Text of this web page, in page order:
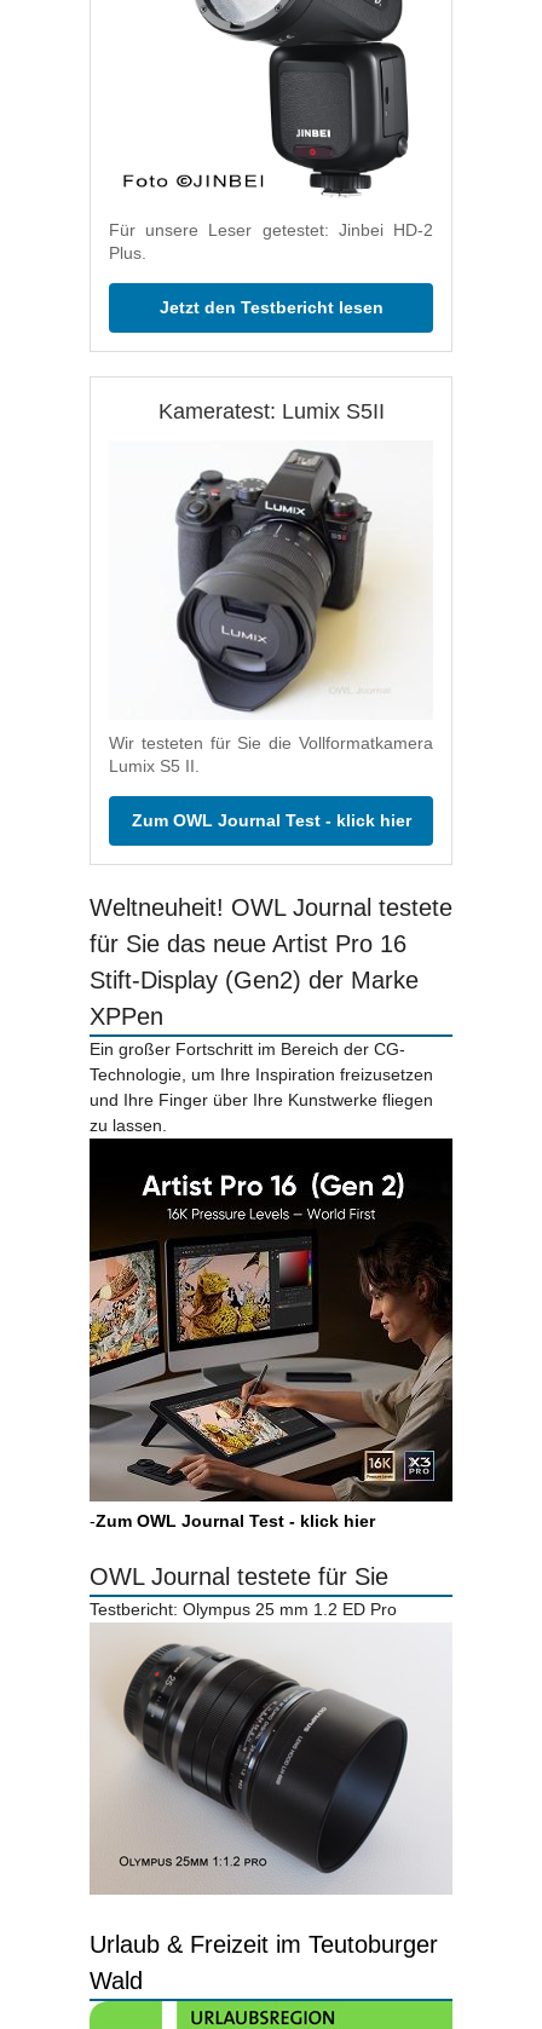
Für unsere Leser getestet: Jinbei HD-2
Plus.
Jetzt den Testbericht lesen
Kameratest: Lumix S5II
Wir testeten für Sie die Vollformatkamera
Lumix S5 II.
Zum OWL Journal Test - klick hier
Weltneuheit! OWL Journal testete
für Sie das neue Artist Pro 16
Stift-Display (Gen2) der Marke
XPPen
Ein großer Fortschritt im Bereich der CG-
Technologie, um Ihre Inspiration freizusetzen
und Ihre Finger über Ihre Kunstwerke fliegen
zu lassen.
-Zum OWL Journal Test - klick hier
OWL Journal testete für Sie
Testbericht: Olympus 25 mm 1.2 ED Pro
Urlaub & Freizeit im Teutoburger
Wald